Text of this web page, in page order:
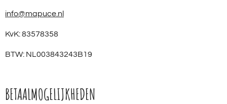
info@mapuce.nl
KvK: 83578358
BTW: NL003843243B19
BETAALMOGELIJKHEDEN